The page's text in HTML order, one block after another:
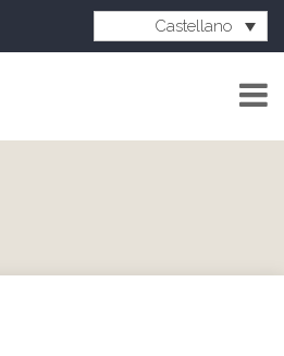
Castellano